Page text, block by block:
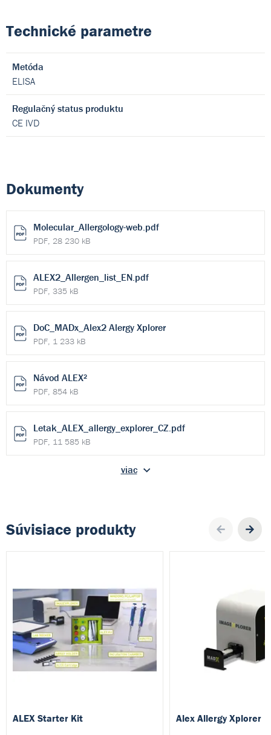
Technické parametre
Metóda
ELISA
Regulačný status produktu
CE IVD
Dokumenty
Molecular_Allergology-web.pdf
PDF, 28 230 kB
ALEX2_Allergen_list_EN.pdf
PDF, 335 kB
DoC_MADx_Alex2 Alergy Xplorer
PDF, 1 233 kB
Návod ALEX²
PDF, 854 kB
Letak_ALEX_allergy_explorer_CZ.pdf
PDF, 11 585 kB
viac
Súvisiace produkty
ALEX Starter Kit Alex Allergy Xplorer